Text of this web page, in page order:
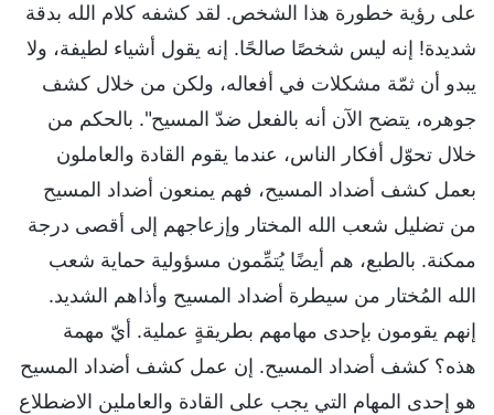
على رؤية خطورة هذا الشخص. لقد كشفه كلام الله بدقة
شديدة! إنه ليس شخصًا صالحًا. إنه يقول أشياء لطيفة، ولا
يبدو أن ثمّة مشكلات في أفعاله، ولكن من خلال كشف
جوهره، يتضح الآن أنه بالفعل ضدّ المسيح". بالحكم من
خلال تحوّل أفكار الناس، عندما يقوم القادة والعاملون
بعمل كشف أضداد المسيح، فهم يمنعون أضداد المسيح
من تضليل شعب الله المختار وإزعاجهم إلى أقصى درجة
ممكنة. بالطبع، هم أيضًا يُتمِّمون مسؤولية حماية شعب
الله المُختار من سيطرة أضداد المسيح وأذاهم الشديد.
إنهم يقومون بإحدى مهامهم بطريقةٍ عملية. أيّ مهمة
هذه؟ كشف أضداد المسيح. إن عمل كشف أضداد المسيح
هو إحدى المهام التي يجب على القادة والعاملين الاضطلاع